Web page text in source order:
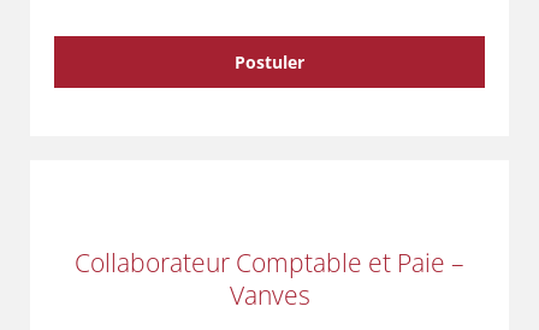
Postuler
Collaborateur Comptable et Paie –
Vanves